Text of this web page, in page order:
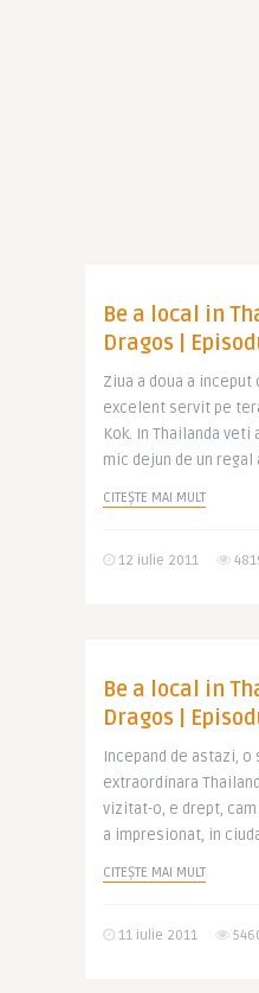
Be a local in
Dragos |
Ziua a doua a inceput
excelent servit pe
Kok. In Thailanda
mic dejun de un
CITEȘTE MAI MULT
12 iulie 2011
Be a local in
Dragos |
Incepand de astazi, o
extraordinara
vizitat-o, e drept,
a impresionat, in
CITEȘTE MAI MULT
11 iulie 2011